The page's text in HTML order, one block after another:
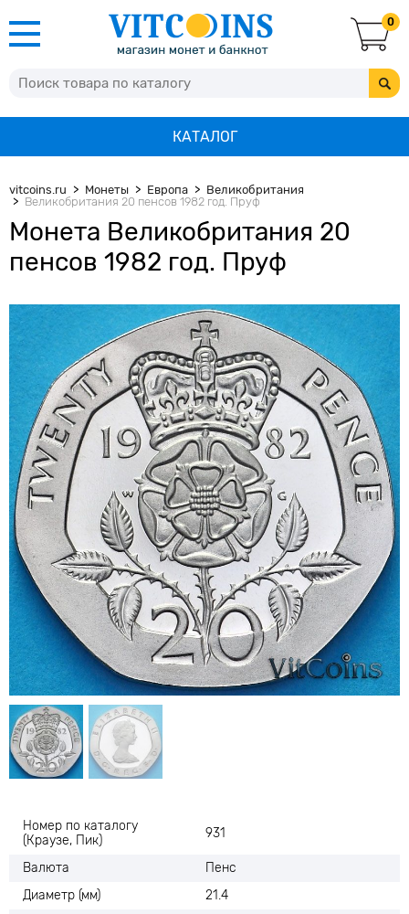
0
КАТАЛОГ
vitcoins.ru Монеты Европа
Великобритания
Великобритания 20 пенсов 1982 год. Пруф
Монета Великобритания 20
пенсов 1982 год. Пруф
Номер по каталогу
(Краузе, Пик)
931
Валюта
Пенс
Диаметр (мм)
21.4